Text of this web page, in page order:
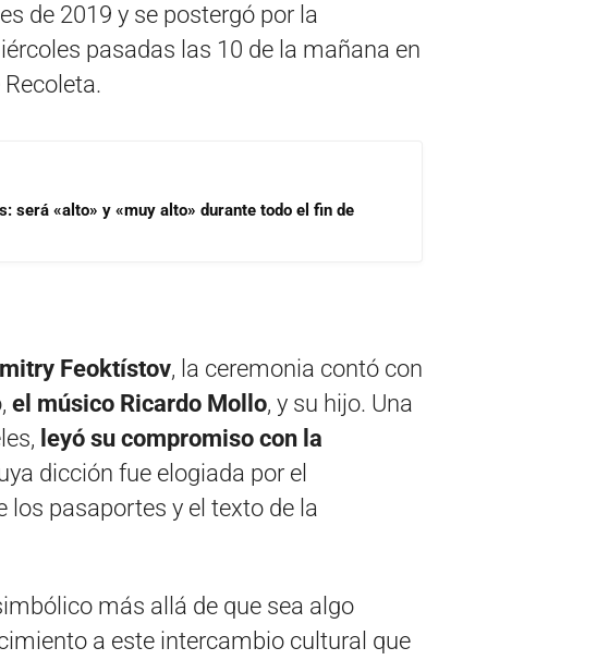
de 2019 y se postergó por la
pasadas las 10 de la mañana en
será «alto» y «muy alto» durante todo el fin de
Feoktístov, la ceremonia contó con
el músico Ricardo Mollo, y su hijo. Una
leyó su compromiso con la
dicción fue elogiada por el
pasaportes y el texto de la
más allá de que sea algo
a este intercambio cultural que